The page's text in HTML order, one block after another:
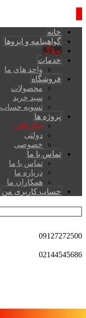
خانه
گواهینامه و ایزوها
وبلاگ
خدمات
واحد های ما
فروشگاه
محصولات
سبد خرید
تسویه حساب
پروژه ها
سازمانی
دولتی
خصوصی
تماس با ما
تماس با ما
درباره ما
همکاران ما
حساب کاربری من
09127272500
02144545686